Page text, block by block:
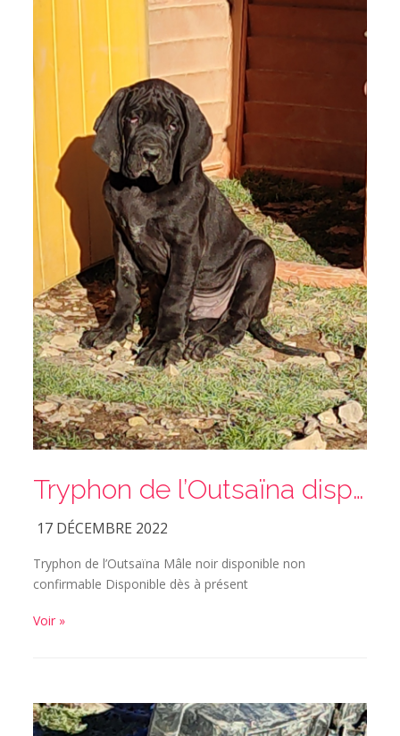
Tryphon de l’Outsaïna disponible dès à présent
17 DÉCEMBRE 2022
Tryphon de l’Outsaïna Mâle noir disponible non
confirmable Disponible dès à présent
Voir »